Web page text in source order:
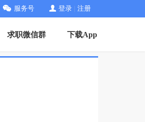
服务号 登录 注册
求职微信群 下载App